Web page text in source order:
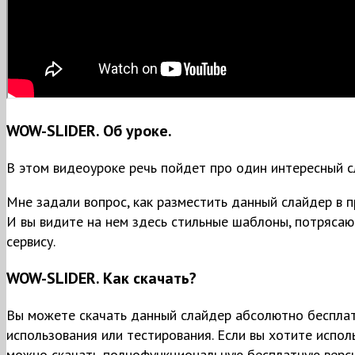
WOW-SLIDER. Об уроке.
В этом видеоуроке речь пойдет про один интересный
Мне задали вопрос, как разместить данный слайдер
И вы видите на нем здесь стильные шаблоны,
сервису.
WOW-SLIDER. Как скачать?
Вы можете скачать данный слайдер абсолютно
использования или тестирования. Если вы хотите